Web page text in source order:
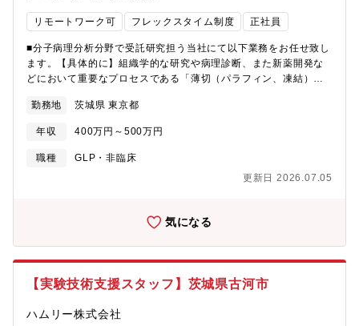
リモートワーク可 フレックスタイム制度 正社員
■分子病理分析分野で受託研究担う当社にて以下業務をお任せ致し
ます。【具体的に】組織学的な研究や病理診断、また新薬開発な
どにおいて重要なプロセスである「薄切（パラフィン、凍結）」
をお任せします。 【期待】■的確に業務を行い、ミスなくデータ
管理をいただくこと。■納期から逆算した業務設計。■教育体制：
OJT形式で先輩社員がサポートいたします！本を出版（細胞・組
織染色の達人）しており、その内容をもとに座学的な研修を行
社内研修がしっかり整備されている組織ですので、未経験の方も
くばもしくは、東京にて勤務となります。ご希望をお聞かせくだ
勤務地 茨城県 東京都
年収 400万円～500万円
職種
GLP・非臨床
更新日 2026.07.05
気になる
【実験技術支援スタッフ】茨城県古河市
ハムリー株式会社